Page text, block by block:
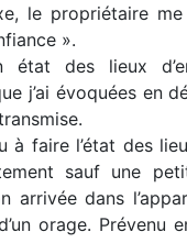
le propriétaire
».
des lieux
j’ai évoquées en
faire l’état des
sauf une
arrivée dans
orage. Prévenu